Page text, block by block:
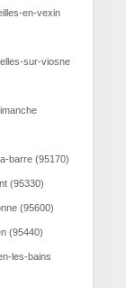
en-vexin
sur-viosne
barre (95170)
(95330)
(95600)
(95440)
les-bains